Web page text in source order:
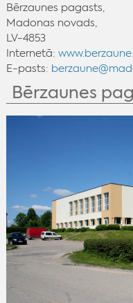
Bērzaunes pagasts,
Madonas novads,
LV-4853
Internetā:
E-pasts:
Bērzaunes